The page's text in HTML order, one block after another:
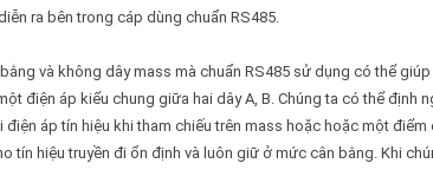
ra bên trong cáp dùng chuẩn RS485.
và không dây mass mà chuẩn RS485 sử dụng có thể
điện áp kiểu chung giữa hai dây A, B. Chúng ta có thể định
điện áp tín hiệu khi tham chiếu trên mass hoặc hoặc một
tín hiệu truyền đi ổn định và luôn giữ ở mức cân bằng. Khi